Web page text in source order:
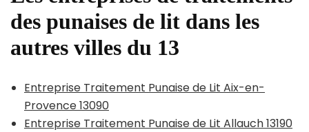
des punaises de lit dans les
autres villes du 13
Entreprise Traitement Punaise de Lit Aix-en-
Provence 13090
Entreprise Traitement Punaise de Lit Allauch 13190